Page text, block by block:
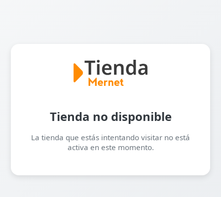
Tienda no disponible
La tienda que estás intentando visitar no está
activa en este momento.